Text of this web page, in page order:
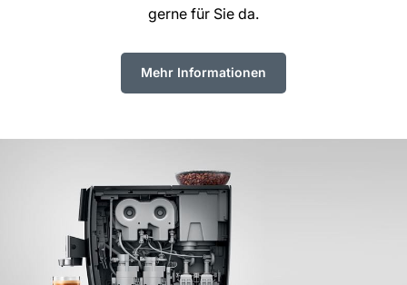
gerne für Sie da.
Mehr Informationen